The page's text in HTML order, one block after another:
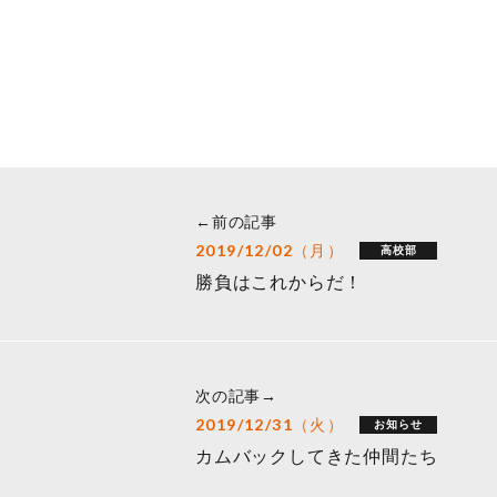
←前の記事
2019/12/02（月） 高校部
勝負はこれからだ！
次の記事→
2019/12/31（火） お知らせ
カムバックしてきた仲間たち